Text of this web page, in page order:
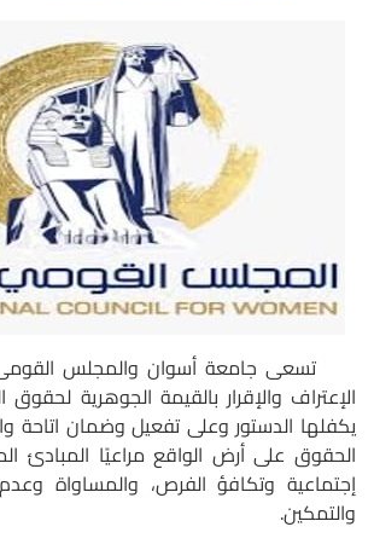
تسعى جامعة أسوان والمجلس القومى
الإعتراف والإقرار بالقيمة الجوهرية لحقوق
يكفلها الدستور وعلى تفعيل وضمان اتاحة
الحقوق على أرض الواقع مراعيًا المبادئ
إجتماعية وتكافؤ الفرص، والمساواة وعدم
والتمكين.